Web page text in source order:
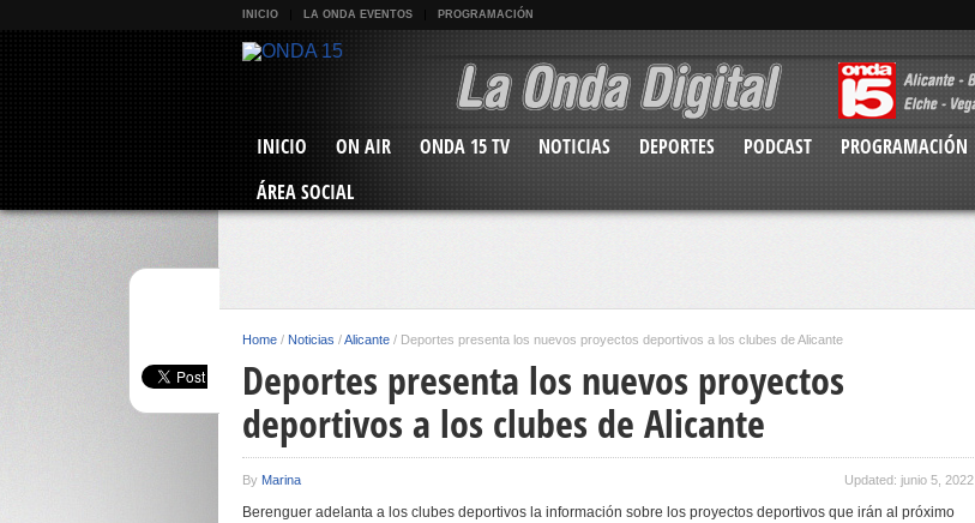
INICIO LA ONDA EVENTOS PROGRAMACIÓN
INICIO ON AIR ONDA 15 TV NOTICIAS DEPORTES PODCAST PROGRAMACIÓN
ÁREA SOCIAL
Home / Noticias /Alicante / Deportes presenta los nuevos proyectos deportivos a los clubes de Alicante
Deportes presenta los nuevos proyectos
deportivos a los clubes de Alicante
By Marina Updated: junio 5, 2022
Berenguer adelanta a los clubes deportivos la información sobre los proyectos deportivos que irán al próximo